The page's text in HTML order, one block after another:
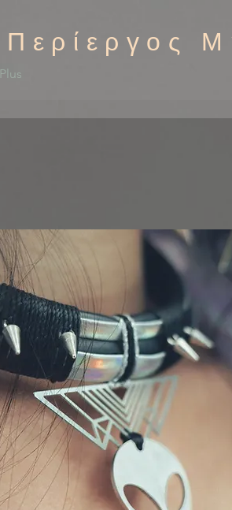
Plus
Περίεργος